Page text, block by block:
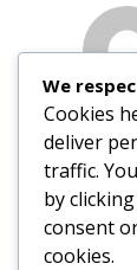
We
Cookies
deliver
traffic.
by clicking
consent
cookies.